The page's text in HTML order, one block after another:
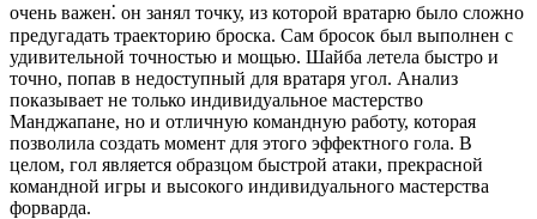
очень важен⁚ он занял точку, из которой вратарю было сложно
предугадать траекторию броска. Сам бросок был выполнен с
удивительной точностью и мощью. Шайба летела быстро и
точно, попав в недоступный для вратаря угол. Анализ
показывает не только индивидуальное мастерство
Манджапане, но и отличную командную работу, которая
позволила создать момент для этого эффектного гола. В
целом, гол является образцом быстрой атаки, прекрасной
командной игры и высокого индивидуального мастерства
форварда.